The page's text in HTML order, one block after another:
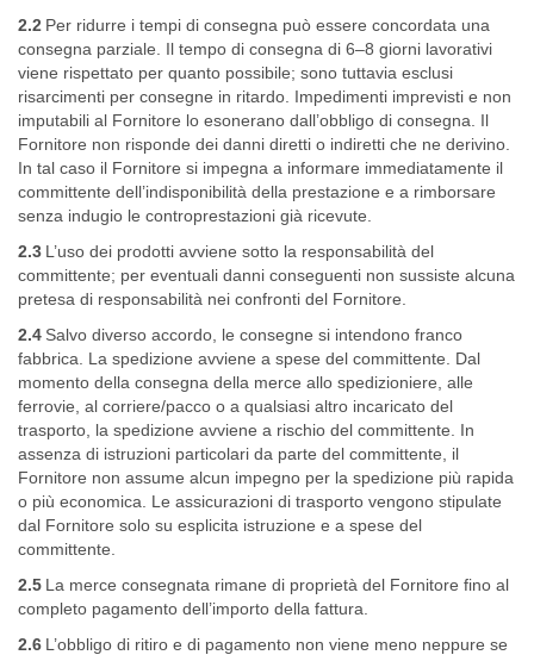
2.2 Per ridurre i tempi di consegna può essere concordata una
consegna parziale. Il tempo di consegna di 6–8 giorni lavorativi
viene rispettato per quanto possibile; sono tuttavia esclusi
risarcimenti per consegne in ritardo. Impedimenti imprevisti e non
imputabili al Fornitore lo esonerano dall’obbligo di consegna. Il
Fornitore non risponde dei danni diretti o indiretti che ne derivino.
In tal caso il Fornitore si impegna a informare immediatamente il
committente dell’indisponibilità della prestazione e a rimborsare
senza indugio le controprestazioni già ricevute.
2.3 L’uso dei prodotti avviene sotto la responsabilità del
committente; per eventuali danni conseguenti non sussiste alcuna
pretesa di responsabilità nei confronti del Fornitore.
2.4 Salvo diverso accordo, le consegne si intendono franco
fabbrica. La spedizione avviene a spese del committente. Dal
momento della consegna della merce allo spedizioniere, alle
ferrovie, al corriere/pacco o a qualsiasi altro incaricato del
trasporto, la spedizione avviene a rischio del committente. In
assenza di istruzioni particolari da parte del committente, il
Fornitore non assume alcun impegno per la spedizione più rapida
o più economica. Le assicurazioni di trasporto vengono stipulate
dal Fornitore solo su esplicita istruzione e a spese del
committente.
2.5 La merce consegnata rimane di proprietà del Fornitore fino al
completo pagamento dell’importo della fattura.
2.6 L’obbligo di ritiro e di pagamento non viene meno neppure se